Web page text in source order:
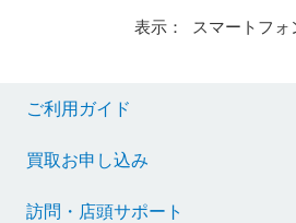
表示： スマートフォ
ご利用ガイド
買取お申し込み
訪問・店頭サポート